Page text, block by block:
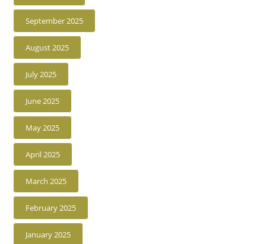
September 2025
August 2025
July 2025
June 2025
May 2025
April 2025
March 2025
February 2025
January 2025